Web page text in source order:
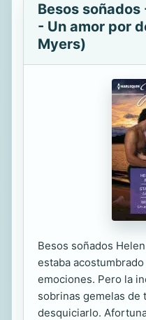
Besos
- Un amor por
Myers)
Besos soñados
estaba
emociones. Pero la
sobrinas gemelas de
desquiciarlo.